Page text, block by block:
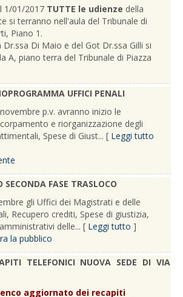
1/01/2017 TUTTE le udienze della
si terranno nell'aula del Tribunale di
Piano 1.
Dr.ssa Di Maio e del Got Dr.ssa Gilli si
A, piano terra del Tribunale di Piazza
UFFICI PENALI
p.v. avranno inizio le
e riorganizzazione degli
Spese di Giust... [ Leggi tutto
SECONDA FASE TRASLOCO
gli Uffici dei Magistrati e delle
Recupero crediti, Spese di giustizia,
delle... [ Leggi tutto ]
la pubblico
TELEFONICI NUOVA SEDE DI VIA
aggiornato dei recapiti